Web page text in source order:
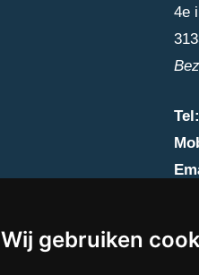
Wij gebruiken
4e
Tel: